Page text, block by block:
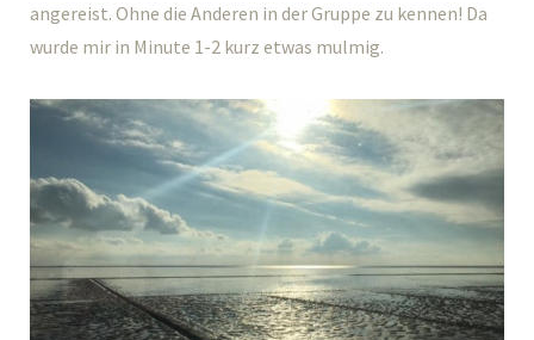
angereist. Ohne die Anderen in der Gruppe zu kennen! Da
wurde mir in Minute 1-2 kurz etwas mulmig.